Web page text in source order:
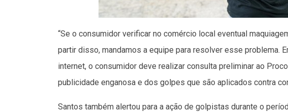
“Se o consumidor verificar no comércio local eventual
partir disso, mandamos a equipe para resolver esse problema.
internet, o consumidor deve realizar consulta preliminar ao
publicidade enganosa e dos golpes que são aplicados contra
Santos também alertou para a ação de golpistas durante o